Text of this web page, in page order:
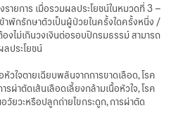
รายการ เมื่อรวมผลประโยชน์ในหมวดที่ 3 –
ข้าพักรักษาตัวเป็นผู้ป่วยในครั้งใดครั้งหนึ่ง /
งไม่เกินวงเงินต่อรอบปีกรมธรรม์ สามารถ
ลประโยชน์
วใจตายเฉียบพลันจากการขาดเลือด, โรค
าตัดเส้นเลือดเลี้ยงกล้ามเนื้อหัวใจ, โรค
วัยวะหรือปลูกถ่ายไขกระดูก, การผ่าตัด